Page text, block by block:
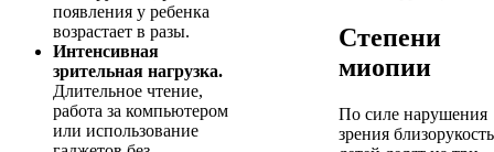
появления у ребенка
возрастает в разы.
Интенсивная
зрительная нагрузка.
Длительное чтение,
работа за компьютером
или использование
Степени
миопии
По силе нарушения
зрения